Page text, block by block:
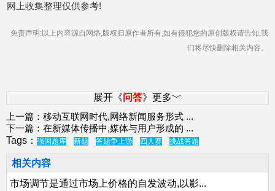
网上收集整理仅供参考!
免责声明:以上内容源自网络,版权归原作者所有,如有侵犯您的原创版权请告知,我
们将尽快删除相关内容。
展开《问答》更多﹀
上一篇： 移动互联网时代,网络新闻服务形式 ...
下一篇： 在新媒体传播中,媒体与用户形成的 ...
Tags： 强国题库 新题 答题争上游 四人赛 挑战答题
相关内容
市场调节是通过市场上价格的自发波动,以影...